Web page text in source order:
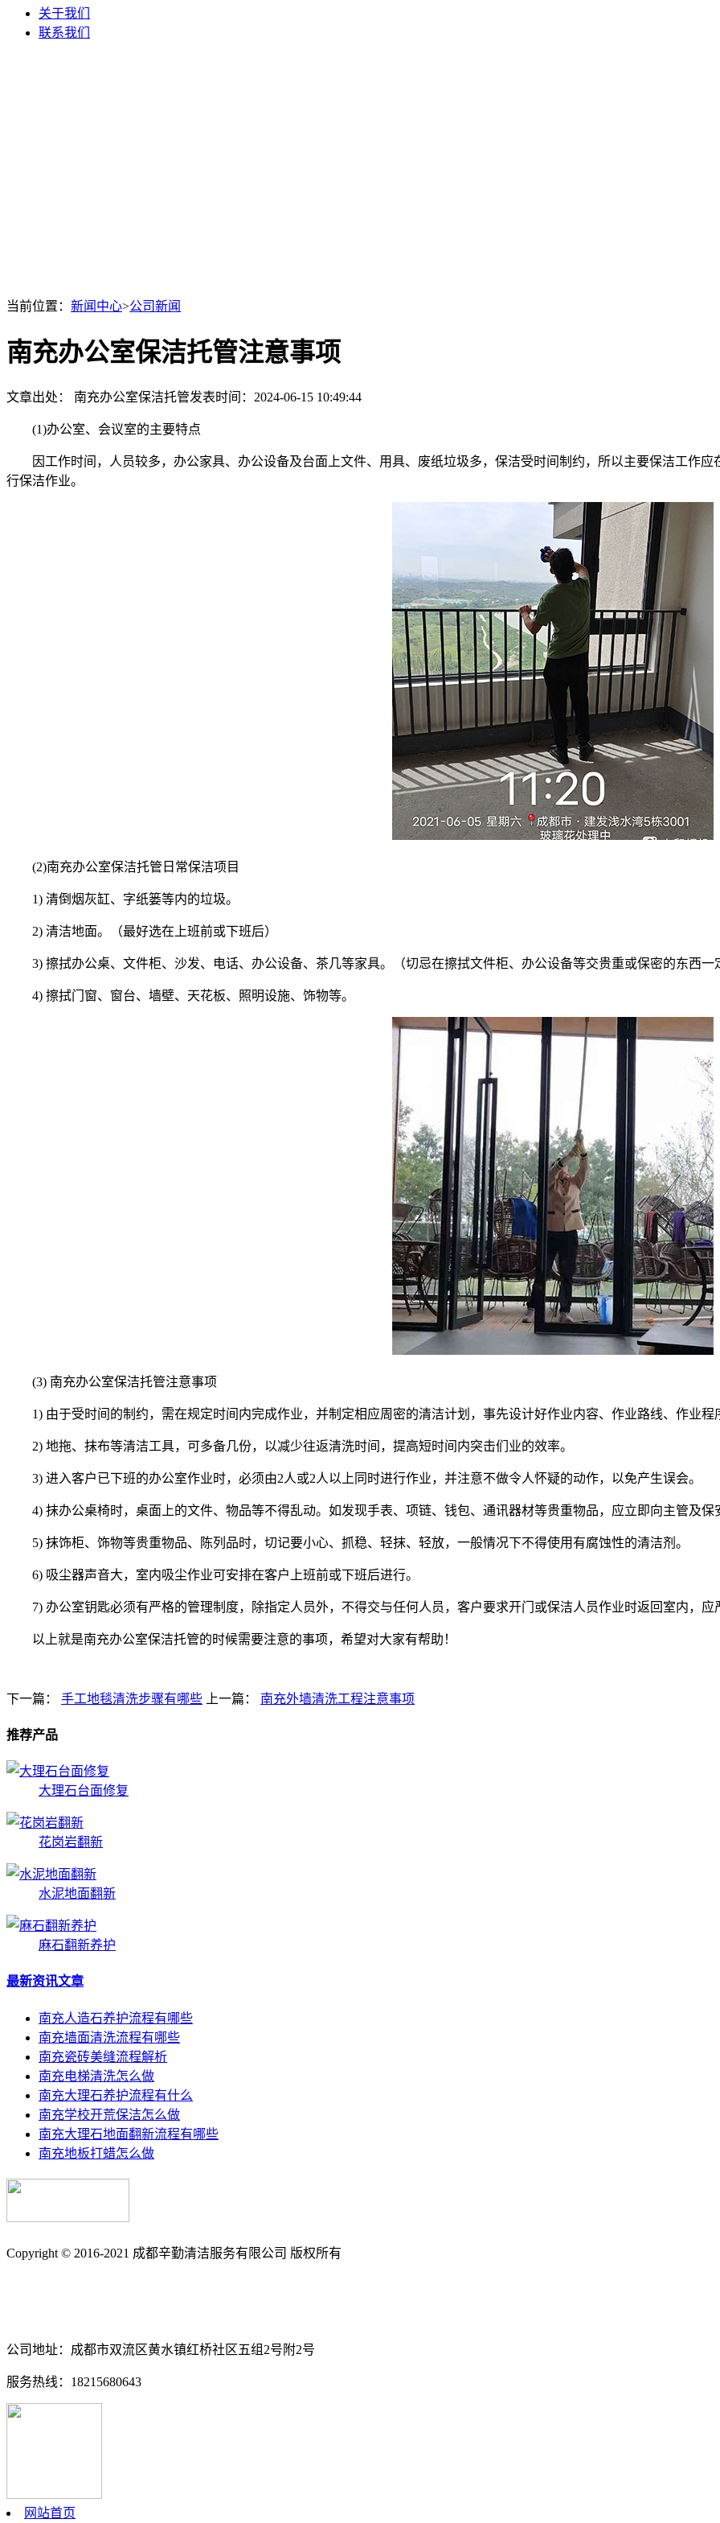
关于我们
联系我们
当前位置： 新闻中心>公司新闻
南充办公室保洁托管注意事项
文章出处： 南充办公室保洁托管发表时间：2024-06-15 10:49:44
(1)办公室、会议室的主要特点
因工作时间，人员较多，办公家具、办公设备及台面上文件、用具、废纸垃圾多，保洁受时间制约，所以主要保洁工作
行保洁作业。
(2)南充办公室保洁托管日常保洁项目
1) 清倒烟灰缸、字纸篓等内的垃圾。
2) 清洁地面。（最好选在上班前或下班后）
3) 擦拭办公桌、文件柜、沙发、电话、办公设备、茶几等家具。（切忌在擦拭文件柜、办公设备等交贵重或保密的东西一
4) 擦拭门窗、窗台、墙壁、天花板、照明设施、饰物等。
(3) 南充办公室保洁托管注意事项
1) 由于受时间的制约，需在规定时间内完成作业，并制定相应周密的清洁计划，事先设计好作业内容、作业路线、作业
2) 地拖、抹布等清洁工具，可多备几份，以减少往返清洗时间，提高短时间内突击们业的效率。
3) 进入客户已下班的办公室作业时，必须由2人或2人以上同时进行作业，并注意不做令人怀疑的动作，以免产生误会。
4) 抹办公桌椅时，桌面上的文件、物品等不得乱动。如发现手表、项链、钱包、通讯器材等贵重物品，应立即向主管及保
5) 抹饰柜、饰物等贵重物品、陈列品时，切记要小心、抓稳、轻抹、轻放，一般情况下不得使用有腐蚀性的清洁剂。
6) 吸尘器声音大，室内吸尘作业可安排在客户上班前或下班后进行。
7) 办公室钥匙必须有严格的管理制度，除指定人员外，不得交与任何人员，客户要求开门或保洁人员作业时返回室内，应
以上就是南充办公室保洁托管的时候需要注意的事项，希望对大家有帮助！
下一篇： 手工地毯清洗步骤有哪些 上一篇： 南充外墙清洗工程注意事项
推荐产品
大理石台面修复
花岗岩翻新
水泥地面翻新
麻石翻新养护
最新资讯文章
南充人造石养护流程有哪些
南充墙面清洗流程有哪些
南充瓷砖美缝流程解析
南充电梯清洗怎么做
南充大理石养护流程有什么
南充学校开荒保洁怎么做
南充大理石地面翻新流程有哪些
南充地板打蜡怎么做
Copyright © 2016-2021 成都辛勤清洁服务有限公司 版权所有
公司地址：成都市双流区黄水镇红桥社区五组2号附2号
服务热线：18215680643
网站首页